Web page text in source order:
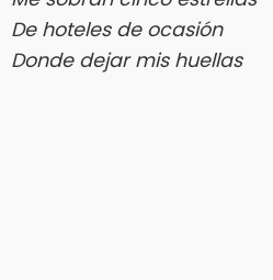
De hoteles de ocasión
Donde dejar mis huellas